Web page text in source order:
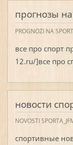
прогнозы
PROGNOZI NA
все про спорт
12.ru/]все про
новости
NOVOSTI
спортивные